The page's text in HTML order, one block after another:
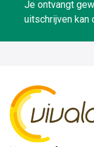
Je ontvangt
uitschrijven kan